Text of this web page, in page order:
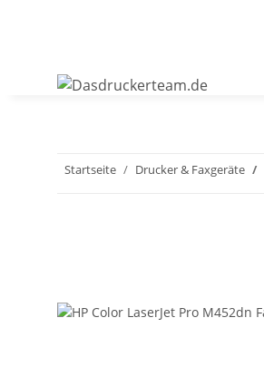
Startseite Drucker & Faxgeräte